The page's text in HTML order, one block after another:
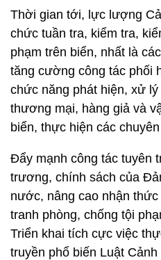
Thời gian tới, lực lượng
chức tuần tra, kiểm tra,
phạm trên biển, nhất là
tăng cường công tác phối
chức năng phát hiện, xử
thương mại, hàng giả và
biển, thực hiện các
Đẩy mạnh công tác tuyên
trương, chính sách của
nước, nâng cao nhận
tranh phòng, chống tội
Triển khai tích cực việc
truyền phổ biến Luật